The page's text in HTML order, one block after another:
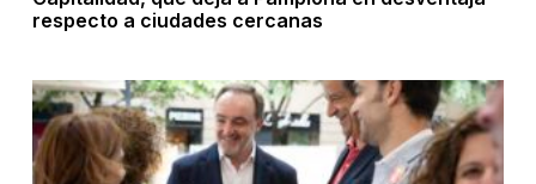
respecto a ciudades cercanas